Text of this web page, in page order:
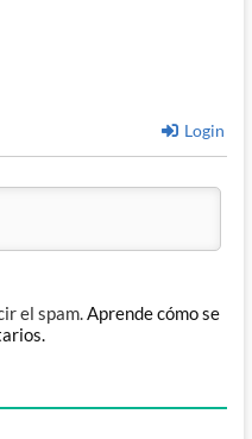
Login
el spam.Aprende cómo se